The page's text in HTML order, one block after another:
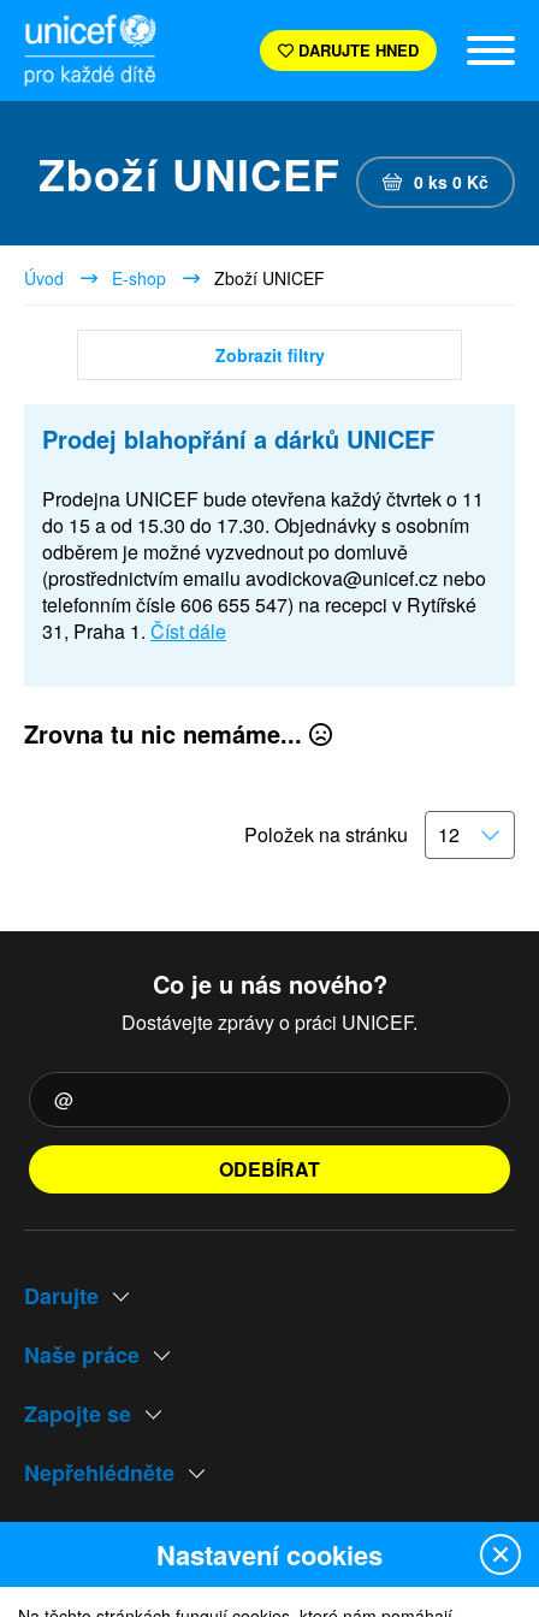
DARUJTE HNED
Zboží UNICEF 0 ks 0 Kč
Úvod E-shop Zboží UNICEF
Zobrazit filtry
Prodej blahopřání a dárků UNICEF
Prodejna UNICEF bude otevřena každý čtvrtek o 11
do 15 a od 15.30 do 17.30. Objednávky s osobním
odběrem je možné vyzvednout po domluvě
(prostřednictvím emailu avodickova@unicef.cz nebo
telefonním čísle 606 655 547) na recepci v Rytířské
31, Praha 1. Číst dále
Zrovna tu nic nemáme...
Položek na stránku
Co je u nás nového?
Dostávejte zprávy o práci UNICEF.
ODEBÍRAT
Darujte
Naše práce
Zapojte se
Nepřehlédněte
Naše weby
Nastavení cookies